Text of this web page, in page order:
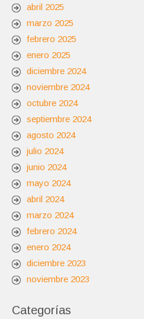
abril 2025
marzo 2025
febrero 2025
enero 2025
diciembre 2024
noviembre 2024
octubre 2024
septiembre 2024
agosto 2024
julio 2024
junio 2024
mayo 2024
abril 2024
marzo 2024
febrero 2024
enero 2024
diciembre 2023
noviembre 2023
Categorías